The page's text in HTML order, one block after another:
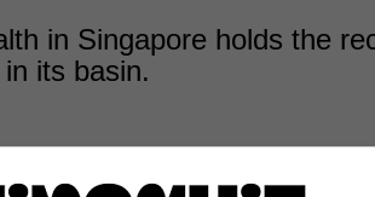
in Singapore holds the
its basin.